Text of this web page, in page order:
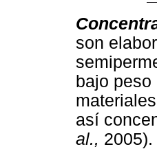
son
bajo peso
así
al., 2005).